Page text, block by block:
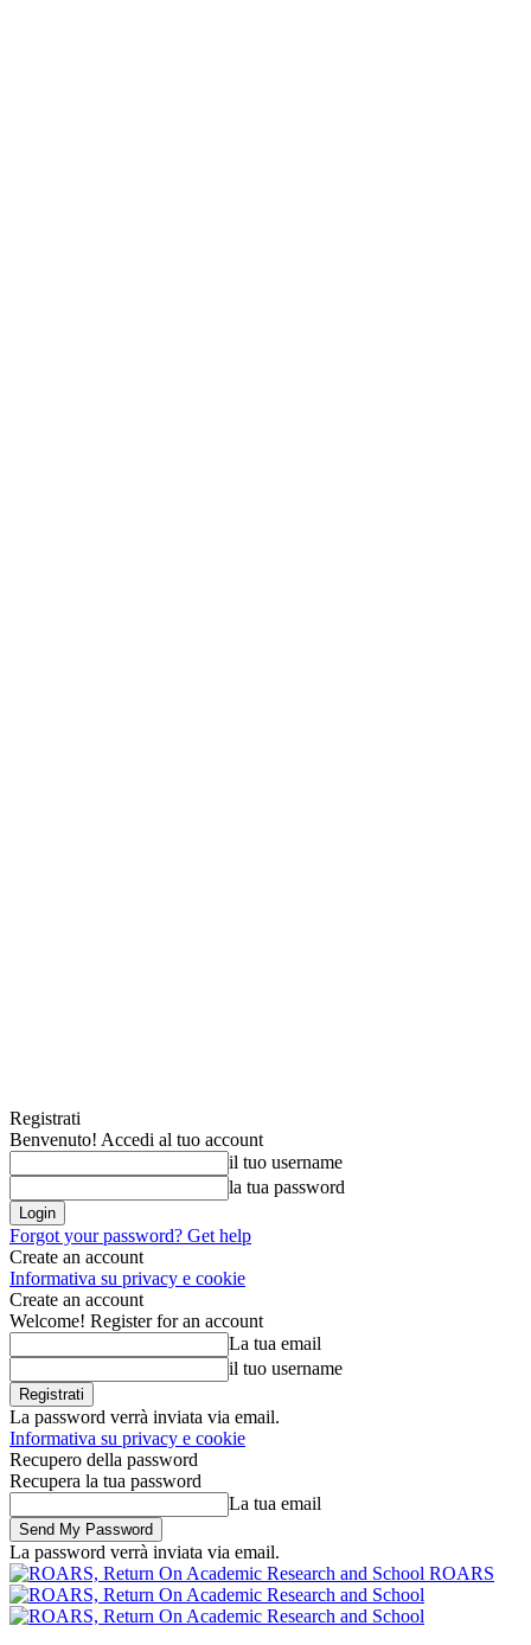
Registrati
Benvenuto! Accedi al tuo account
il tuo username
la tua password
Forgot your password? Get help
Create an account
Informativa su privacy e cookie
Create an account
Welcome! Register for an account
La tua email
il tuo username
La password verrà inviata via email.
Informativa su privacy e cookie
Recupero della password
Recupera la tua password
La tua email
La password verrà inviata via email.
ROARS